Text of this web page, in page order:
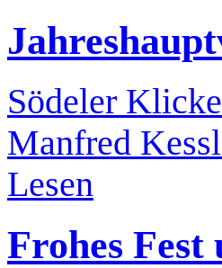
Södeler
Manfred
Lesen
Frohes Fest